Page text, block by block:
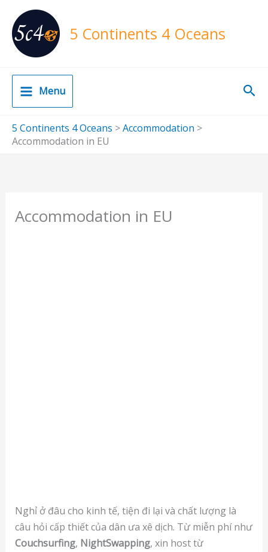
content
5 Continents 4 Oceans
Menu
5 Continents 4 Oceans >Accommodation >
Accommodation in EU
Accommodation in EU
Nghỉ ở đâu cho kinh tế, tiện đi lại và chất lượng là
câu hỏi cấp thiết của dân ưa xê dịch. Từ miễn phí như
Couchsurfing, NightSwapping, xin host từ